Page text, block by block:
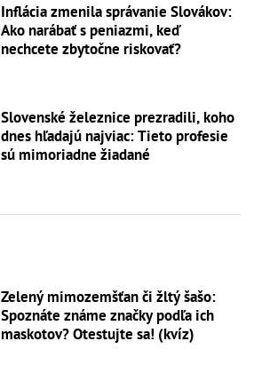
Inflácia zmenila správanie Slovákov:
Ako narábať s peniazmi, keď
nechcete zbytočne riskovať?
Slovenské železnice prezradili, koho
dnes hľadajú najviac: Tieto profesie
sú mimoriadne žiadané
Zelený mimozemšťan či žltý šašo:
Spoznáte známe značky podľa ich
maskotov? Otestujte sa! (kvíz)